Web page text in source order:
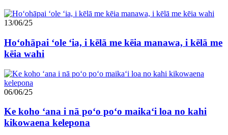
13/06/25
Hoʻohāpai ʻole ʻia, i kēlā me kēia manawa, i kēlā me
kēia wahi
06/06/25
Ke koho ʻana i nā poʻo poʻo maikaʻi loa no kahi
kikowaena kelepona